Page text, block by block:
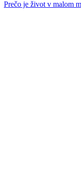
Prečo je život v malom